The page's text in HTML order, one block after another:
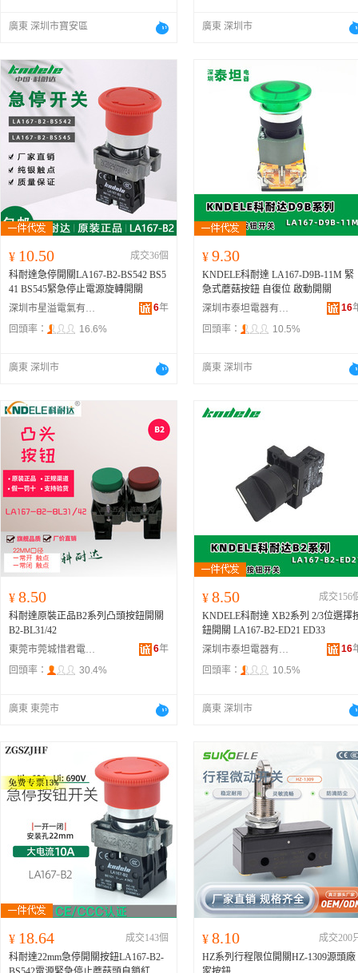
廣東 深圳市寶安區 廣東 深圳市
¥ 10.50
成交36個
科耐達急停開關LA167-B2-BS542 BS5
41 BS545緊急停止電源旋轉開關
深圳市星溢電氣有限公司
6年
回頭率：
16.6%
廣東 深圳市
¥ 9.30
KNDELE科耐達 LA167-D9B-11M 緊
急式蘑菇按鈕 自復位 啟動開關
深圳市泰坦電器有限公司
16
回頭率：
10.5%
廣東 深圳市
¥ 8.50
科耐達原裝正品B2系列凸頭按鈕開關
B2-BL31/42
東莞市莞城惜君電子經營部
6年
回頭率：
30.4%
廣東 東莞市
¥ 8.50
成交156
KNDELE科耐達 XB2系列 2/3位選擇
鈕開關 LA167-B2-ED21 ED33
深圳市泰坦電器有限公司
16
回頭率：
10.5%
廣東 深圳市
¥ 18.64
成交143個
科耐達22mm急停開關按鈕LA167-B2-
¥ 8.10
成交200
HZ系列行程限位開關HZ-1309源頭廠